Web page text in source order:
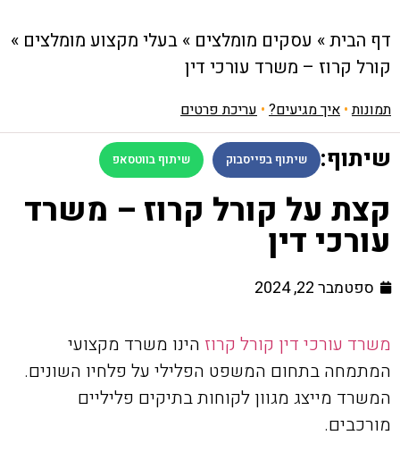
דף הבית» עסקים מומלצים » בעלי מקצוע מומלצים »
קורל קרוז – משרד עורכי דין
תמונות• איך מגיעים? • עריכת פרטים
שיתוף: שיתוף בפייסבוק שיתוף בווטסאפ
קצת על קורל קרוז – משרד
עורכי דין
ספטמבר 22, 2024
משרד עורכי דין קורל קרוז הינו משרד מקצועי
המתמחה בתחום המשפט הפלילי על פלחיו השונים.
המשרד מייצג מגוון לקוחות בתיקים פליליים
מורכבים.